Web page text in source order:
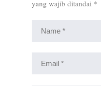
yang wajib ditandai *